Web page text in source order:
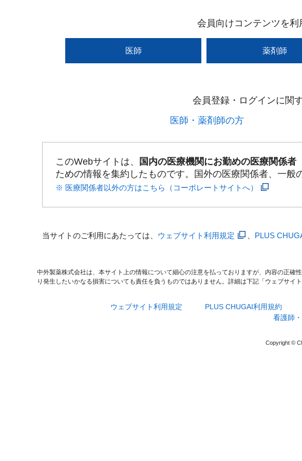
会員向けコンテンツを
医師 薬剤師
会員登録・ログインに関
医師・薬剤師の方​
このWebサイトは、 国内の医療機関にお勤めの医療関係者
ための情報を集約したものです。国外の医療関係者、一般
※ 医療関係者以外の方はこちら（コーポレートサイトへ）
当サイトのご利用にあたっては、 ウェブサイト利用規定 PLUS
中外製薬株式会社は、本サイト上の情報について細心の注意を払っておりますが、内容の正
り発生したいかなる損害についても責任を負うものではありません。詳細は下記「ウェブサイ
ウェブサイト利用規定 PLUS CHUGAI利用規約
看護師
Copyright ©